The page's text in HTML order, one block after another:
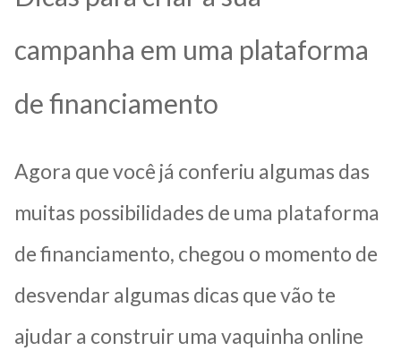
campanha em uma plataforma
de financiamento
Agora que você já conferiu algumas das
muitas possibilidades de uma plataforma
de financiamento, chegou o momento de
desvendar algumas dicas que vão te
ajudar a construir uma vaquinha online